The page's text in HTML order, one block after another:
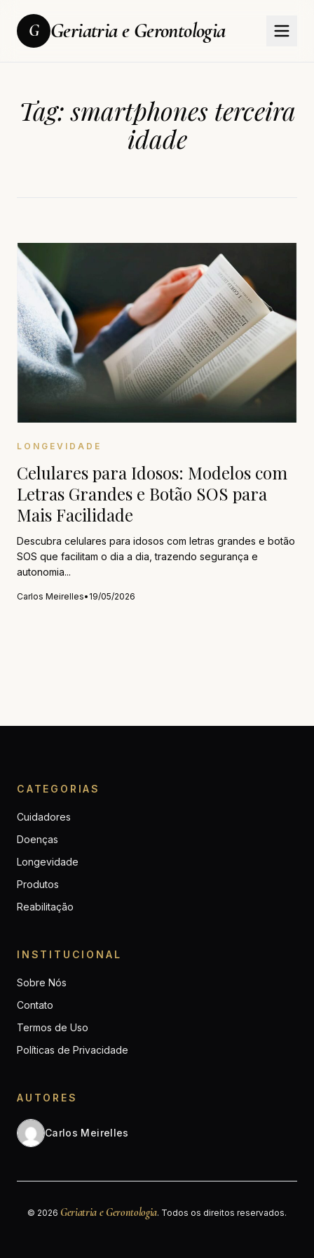
G Geriatria e Gerontologia
Tag:smartphones terceira
idade
LONGEVIDADE
Celulares para Idosos: Modelos com
Letras Grandes e Botão SOS para
Mais Facilidade
Descubra celulares para idosos com letras grandes e botão
SOS que facilitam o dia a dia, trazendo segurança e
autonomia...
Carlos Meirelles• 19/05/2026
CATEGORIAS
Cuidadores
Doenças
Longevidade
Produtos
Reabilitação
INSTITUCIONAL
Sobre Nós
Contato
Termos de Uso
Políticas de Privacidade
AUTORES
Carlos Meirelles
© 2026 Geriatria e Gerontologia. Todos os direitos reservados.